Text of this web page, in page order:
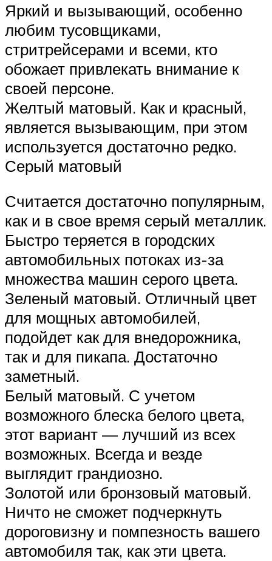
Яркий и вызывающий, особенно
любим тусовщиками,
стритрейсерами и всеми, кто
обожает привлекать внимание к
своей персоне.
Желтый матовый. Как и красный,
является вызывающим, при этом
используется достаточно редко.
Серый матовый
Считается достаточно популярным,
как и в свое время серый металлик.
Быстро теряется в городских
автомобильных потоках из-за
множества машин серого цвета.
Зеленый матовый. Отличный цвет
для мощных автомобилей,
подойдет как для внедорожника,
так и для пикапа. Достаточно
заметный.
Белый матовый. С учетом
возможного блеска белого цвета,
этот вариант — лучший из всех
возможных. Всегда и везде
выглядит грандиозно.
Золотой или бронзовый матовый.
Ничто не сможет подчеркнуть
дороговизну и помпезность вашего
автомобиля так, как эти цвета.